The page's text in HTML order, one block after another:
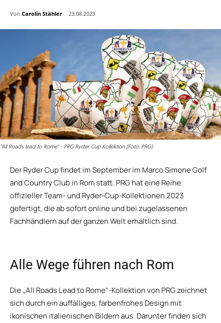
Von Carolin Stähler 23.08.2023
"All Roads lead to Rome" - PRG Ryder Cup Kollektion (Foto: PRG)
Der Ryder Cup findet im September im Marco Simone Golf
and Country Club in Rom statt. PRG hat eine Reihe
offizieller Team- und Ryder-Cup-Kollektionen 2023
gefertigt, die ab sofort online und bei zugelassenen
Fachhändlern auf der ganzen Welt erhältlich sind.
Alle Wege führen nach Rom
Die „All Roads Lead to Rome“-Kollektion von PRG zeichnet
sich durch ein auffälliges, farbenfrohes Design mit
ikonischen italienischen Bildern aus. Darunter finden sich